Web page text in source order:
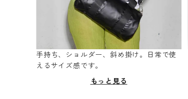
手持ち、ショルダー、斜め掛け。日常で使
えるサイズ感です。
もっと見る